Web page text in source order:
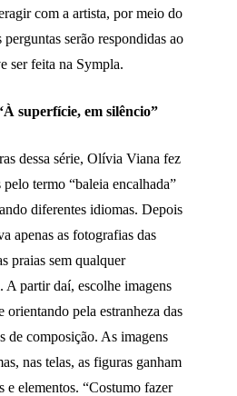
com a artista, por meio do
serão respondidas ao
ser feita na Sympla.
superfície, em silêncio”
dessa série, Olívia Viana fez
pelo termo “baleia encalhada”
diferentes idiomas. Depois
apenas as fotografias das
praias sem qualquer
A partir daí, escolhe imagens
orientando pela estranheza das
de composição. As imagens
nas telas, as figuras ganham
e elementos. “Costumo fazer